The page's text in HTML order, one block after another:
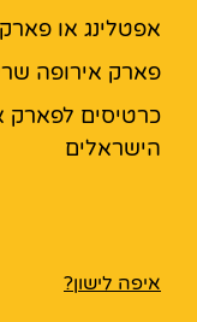
אפטלינג או
פארק אירופה
כרטיסים לפארק
הישראלים
איפה לישון?